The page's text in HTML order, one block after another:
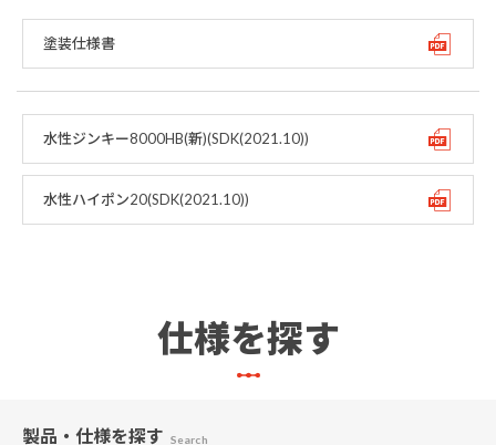
塗装仕様書
水性ジンキー8000HB(新)(SDK(2021.10))
水性ハイポン20(SDK(2021.10))
仕様を探す
製品・仕様を探す Search